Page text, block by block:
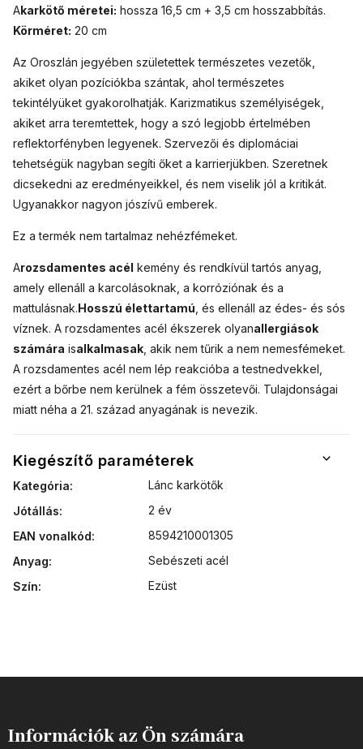
Akarkötő méretei: hossza 16,5 cm + 3,5 cm hosszabbítás.
Körméret: 20 cm
Az Oroszlán jegyében születettek természetes vezetők,
akiket olyan pozíciókba szántak, ahol természetes
tekintélyüket gyakorolhatják. Karizmatikus személyiségek,
akiket arra teremtettek, hogy a szó legjobb értelmében
reflektorfényben legyenek. Szervezői és diplomáciai
tehetségük nagyban segíti őket a karrierjükben. Szeretnek
dicsekedni az eredményeikkel, és nem viselik jól a kritikát.
Ugyanakkor nagyon jószívű emberek.
Ez a termék nem tartalmaz nehézfémeket.
Arozsdamentes acél kemény és rendkívül tartós anyag,
amely ellenáll a karcolásoknak, a korróziónak és a
mattulásnak.Hosszú élettartamú , és ellenáll az édes- és sós
víznek. A rozsdamentes acél ékszerek olyanallergiások
számára isalkalmasak , akik nem tűrik a nem nemesfémeket.
A rozsdamentes acél nem lép reakcióba a testnedvekkel,
ezért a bőrbe nem kerülnek a fém összetevői. Tulajdonságai
miatt néha a 21. század anyagának is nevezik.
Kiegészítő paraméterek
Kategória:
Lánc karkötők
Jótállás:
2 év
EAN vonalkód:
8594210001305
Anyag:
Sebészeti acél
Szín: Ezüst
Információk az Ön számára